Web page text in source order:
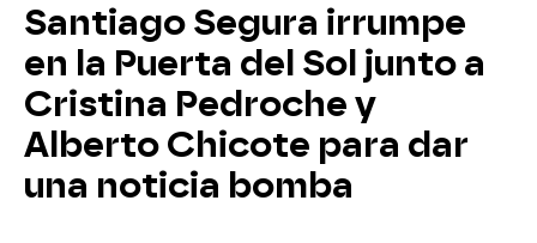
Santiago Segura irrumpe
en la Puerta del Sol junto a
Cristina Pedroche y
Alberto Chicote para dar
una noticia bomba